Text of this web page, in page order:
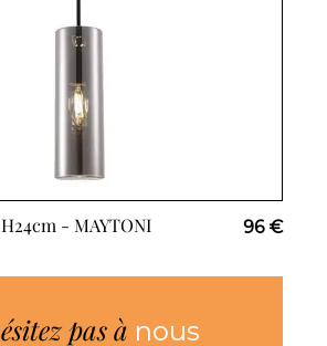
- MAYTONI 96 €
pas à nous